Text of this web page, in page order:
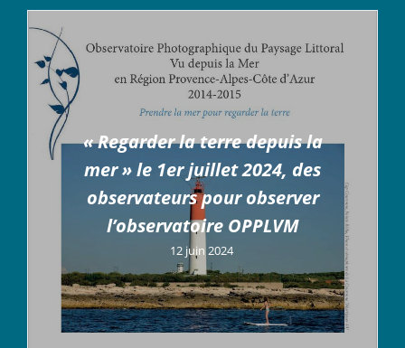
« Regarder la terre depuis la
mer » le 1er juillet 2024, des
observateurs pour observer
l’observatoire OPPLVM
12 juin 2024